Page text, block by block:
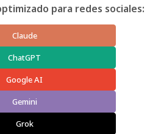
para redes sociales:
Claude
ChatGPT
Google AI
Gemini
Grok